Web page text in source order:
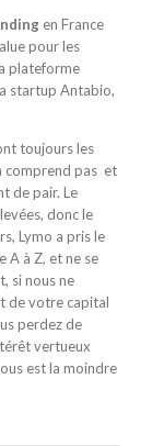
en France
pour les
plateforme
startup Antabio,
toujours les
comprend pas et
de pair. Le
donc le
Lymo a pris le
A à Z, et ne se
si nous ne
de votre capital
perdez de
vertueux
est la moindre